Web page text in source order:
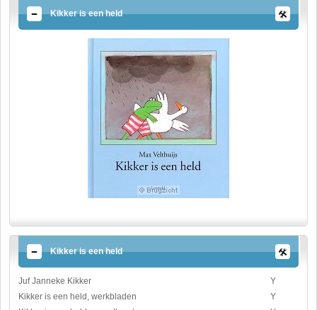
Kikker is een held
Kikker is een held
Juf Janneke Kikker
Y
Kikker is een held, werkbladen
Y